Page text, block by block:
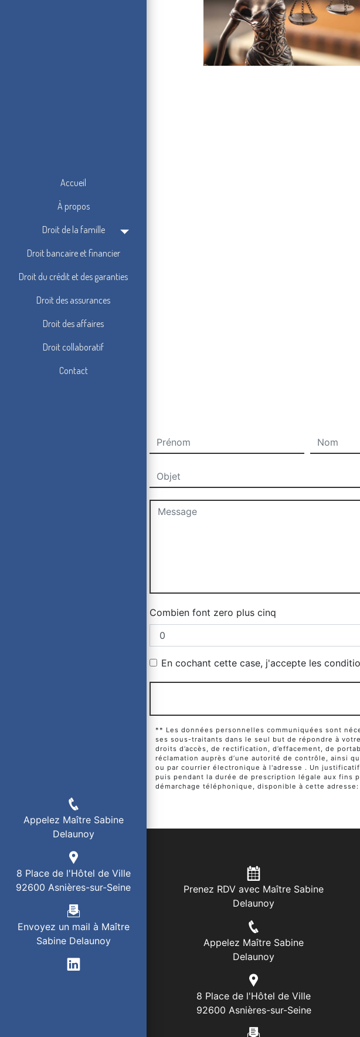
Accueil
À propos
Droit de la famille
Droit bancaire et financier
Droit du crédit et des garanties
Droit des assurances
Droit des affaires
Droit collaboratif
Contact
Appelez Maître Sabine
Delaunoy
8 Place de l'Hôtel de Ville
92600 Asnières-sur-Seine
Envoyez un mail à Maître
Sabine Delaunoy
Combien font zero plus cinq
En cochant cette case, j'accepte les
** Les données personnelles communiquées sont
ses sous-traitants dans le seul but de répondre à
droits d’accès, de rectification, d’effacement, de
réclamation auprès d’une autorité de contrôle, ainsi
ou par courrier électronique à l'adresse . Un
puis pendant la durée de prescription légale aux fins
démarchage téléphonique, disponible à cette adresse:
Prenez RDV avec Maître Sabine
Delaunoy
Appelez Maître Sabine
Delaunoy
8 Place de l'Hôtel de Ville
92600 Asnières-sur-Seine